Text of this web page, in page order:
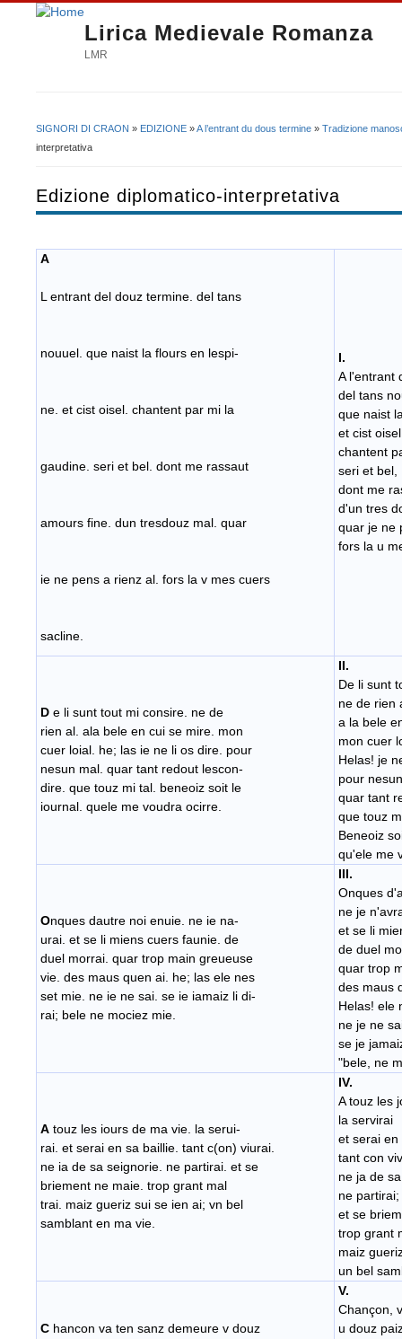
Lirica Medievale Romanza
LMR
Tu sei qui
SIGNORI DI CRAON » EDIZIONE »A l’entrant du dous termine » Tradizione
interpretativa
Edizione diplomatico-interpretativa
A
L entrant del douz termine. del tans
nouuel. que naist la flours en lespi-
ne. et cist oisel. chantent par mi la
gaudine. seri et bel. dont me rassaut
amours fine. dun tresdouz mal. quar
ie ne pens a rienz al. fors la v mes cuers
sacline.
I.
A l'entrant
del tans
que naist
et cist oisel
chantent
seri et bel,
dont me
d'un tres
quar je ne
fors la u
D e li sunt tout mi consire. ne de
rien al. ala bele en cui se mire. mon
cuer loial. he; las ie ne li os dire. pour
nesun mal. quar tant redout lescon-
dire. que touz mi tal. beneoiz soit le
iournal. quele me voudra ocirre.
II.
De li sunt
ne de rien
a la bele
mon cuer
Helas! je
pour
quar tant
que touz
Beneoiz
qu'ele me
Onques dautre noi enuie. ne ie na-
urai. et se li miens cuers faunie. de
duel morrai. quar trop main greueuse
vie. des maus quen ai. he; las ele nes
set mie. ne ie ne sai. se ie iamaiz li di-
rai; bele ne mociez mie.
III.
Onques
ne je
et se li
de duel
quar trop
des maus
Helas! ele
ne je ne
se je
"bele, ne
A touz les iours de ma vie. la serui-
rai. et serai en sa baillie. tant c(on) viurai.
ne ia de sa seignorie. ne partirai. et se
briement ne maie. trop grant mal
trai. maiz gueriz sui se ien ai; vn bel
samblant en ma vie.
IV.
A touz les
la servirai
et serai en
tant con
ne ja de
ne partirai;
et se
trop grant
maiz
un bel
C hancon va ten sanz demeure v douz
V.
Chançon,
u douz